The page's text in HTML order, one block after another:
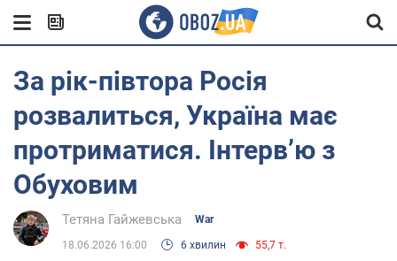
За рік-півтора Росія
розвалиться, Україна має
протриматися. Інтерв’ю з
Обуховим
Тетяна Гайжевська War
18.06.2026 16:00 6 хвилин 55,7 т.